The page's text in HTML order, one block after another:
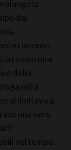
dai
e riscontri
a ricostruire
e della
nella
si limitava a
una vera
nel tempo.